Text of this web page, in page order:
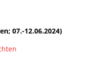
07.-12.06.2024)